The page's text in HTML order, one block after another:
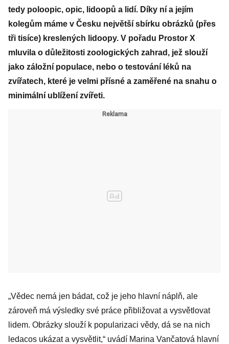
tedy poloopic, opic, lidoopů a lidí. Díky ní a jejím
kolegům máme v Česku největší sbírku obrázků (přes
tři tisíce) kreslených lidoopy. V pořadu Prostor X
mluvila o důležitosti zoologických zahrad, jež slouží
jako záložní populace, nebo o testování léků na
zvířatech, které je velmi přísné a zaměřené na snahu o
minimální ublížení zvířeti.
„Vědec nemá jen bádat, což je jeho hlavní náplň, ale
zároveň má výsledky své práce přibližovat a vysvětlovat
lidem. Obrázky slouží k popularizaci vědy, dá se na nich
ledacos ukázat a vysvětlit,“ uvádí Marina Vančatová hlavní